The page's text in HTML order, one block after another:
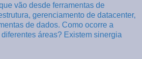
vão desde ferramentas de
gerenciamento de datacenter,
de dados. Como ocorre a
áreas? Existem sinergia